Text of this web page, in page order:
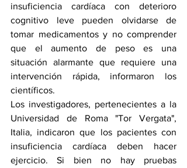
insuficiencia cardíaca con deterioro
cognitivo leve pueden olvidarse de
tomar medicamentos y no comprender
que el aumento de peso es una
situación alarmante que requiere una
intervención rápida, informaron los
científicos.
Los investigadores, pertenecientes a la
Universidad de Roma "Tor Vergata",
Italia, indicaron que los pacientes con
insuficiencia cardíaca deben hacer
ejercicio. Si bien no hay pruebas